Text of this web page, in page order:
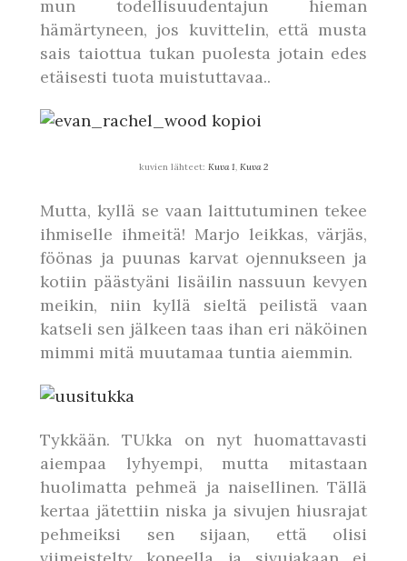
mun todellisuudentajun hieman
hämärtyneen, jos kuvittelin, että musta
sais taiottua tukan puolesta jotain edes
etäisesti tuota muistuttavaa..
kuvien lähteet: Kuva 1, Kuva 2
Mutta, kyllä se vaan laittutuminen tekee
ihmiselle ihmeitä! Marjo leikkas, värjäs,
föönas ja puunas karvat ojennukseen ja
kotiin päästyäni lisäilin nassuun kevyen
meikin, niin kyllä sieltä peilistä vaan
katseli sen jälkeen taas ihan eri näköinen
mimmi mitä muutamaa tuntia aiemmin.
Tykkään. TUkka on nyt huomattavasti
aiempaa lyhyempi, mutta mitastaan
huolimatta pehmeä ja naisellinen. Tällä
kertaa jätettiin niska ja sivujen hiusrajat
pehmeiksi sen sijaan, että olisi